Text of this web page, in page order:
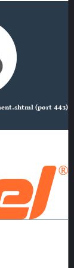
(port 443)